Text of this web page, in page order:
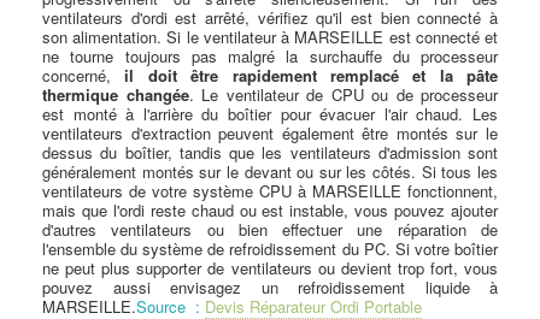
ventilateurs d'ordi est arrêté, vérifiez qu'il est bien connecté à
son alimentation. Si le ventilateur à MARSEILLE est connecté et
ne tourne toujours pas malgré la surchauffe du processeur
concerné,il doit être rapidement remplacé et la pâte
thermique changée. Le ventilateur de CPU ou de processeur
est monté à l'arrière du boîtier pour évacuer l'air chaud. Les
ventilateurs d'extraction peuvent également être montés sur le
dessus du boîtier, tandis que les ventilateurs d'admission sont
généralement montés sur le devant ou sur les côtés. Si tous les
ventilateurs de votre système CPU à MARSEILLE fonctionnent,
mais que l'ordi reste chaud ou est instable, vous pouvez ajouter
d'autres ventilateurs ou bien effectuer une réparation de
l'ensemble du système de refroidissement du PC. Si votre boîtier
ne peut plus supporter de ventilateurs ou devient trop fort, vous
pouvez aussi envisagez un refroidissement liquide à
MARSEILLE.Source : Devis Réparateur Ordi Portable